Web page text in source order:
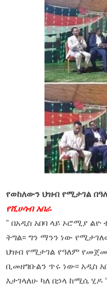
የወከለውን ህዝብ የሚታገል
የሺሀሳብ አበራ
” በአዲስ አበባ ላይ ኦሮሚያ ልዮ
ትግል፡፡ ግን ማንን ነው
ህዝብ የሚታገል የዓለም
ቢመዘግቡልን ጥሩ ነው፡፡ አዲስ
እታገላለሁ ካለ በኃላ ከሚሴ ሂዶ